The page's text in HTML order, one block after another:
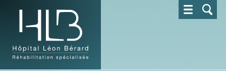
Hôpital Léon Bérard - Réhabilitation spécialisée